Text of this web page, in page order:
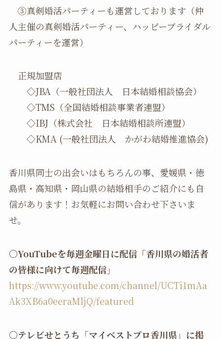
③真剣婚活パーティーも運営しております（仲
人主催の真剣婚活パーティー、ハッピーブライダル
パーティーを運営）
正規加盟店
◇JBA（一般社団法人 日本結婚相談協会）
◇TMS（全国結婚相談事業者連盟）
◇IBJ（株式会社 日本結婚相談所連盟）
◇KMA (一般社団法人 かがわ結婚推進協会)
香川県同士の出会いはもちろんの事、愛媛県・徳
島県・高知県・岡山県の結婚相手のご紹介にも自
信があります！お気軽にお問い合わせ下さいま
せ。
〇YouTubeを毎週金曜日に配信「香川県の婚活者
の皆様に向けて毎週配信」
https://www.youtube.com/channel/UCTi1mAa
Ak3XB6a0eeraMljQ/featured
〇テレビせとうち「マイベストプロ香川県」に掲